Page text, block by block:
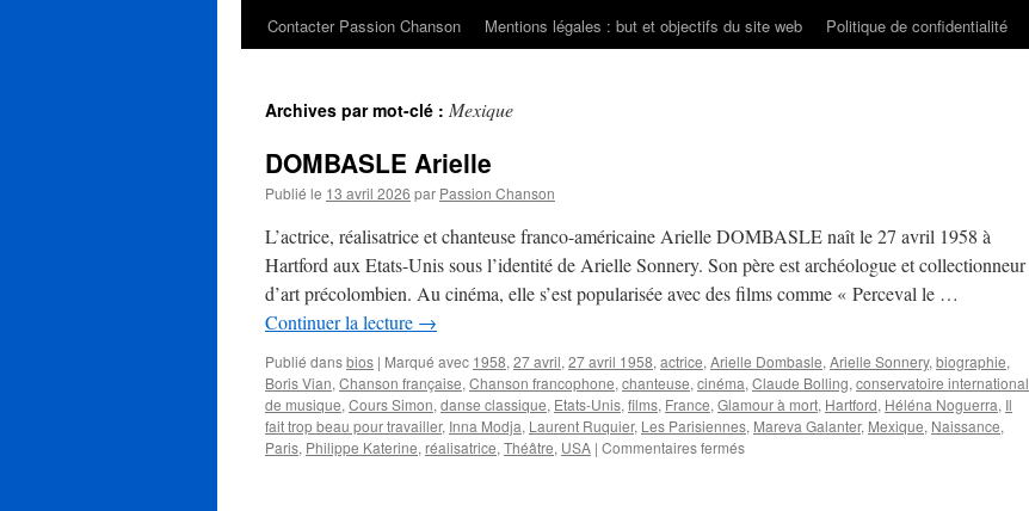
Contacter Passion Chanson
Mentions légales : but et objectifs du site web Politique de confidentialité
Archives par mot-clé : Mexique
DOMBASLE Arielle
Publié le 13 avril 2026 par Passion Chanson
L’actrice, réalisatrice et chanteuse franco-américaine Arielle DOMBASLE naît le 27 avril 1958 à
Hartford aux Etats-Unis sous l’identité de Arielle Sonnery. Son père est archéologue et collectionneur
d’art précolombien. Au cinéma, elle s’est popularisée avec des films comme « Perceval le …
Continuer la lecture →
Publié dansbios | Marqué avec 1958, 27 avril, 27 avril 1958, actrice, Arielle Dombasle, Arielle Sonnery, biographie,
Boris Vian, Chanson française, Chanson francophone, chanteuse, cinéma, Claude Bolling, conservatoire international
de musique, Cours Simon, danse classique, Etats-Unis, films, France, Glamour à mort, Hartford, Héléna Noguerra, Il
fait trop beau pour travailler, Inna Modja, Laurent Ruquier, Les Parisiennes, Mareva Galanter, Mexique, Naissance,
Paris, Philippe Katerine, réalisatrice, Théâtre, USA | Commentaires ferméssur